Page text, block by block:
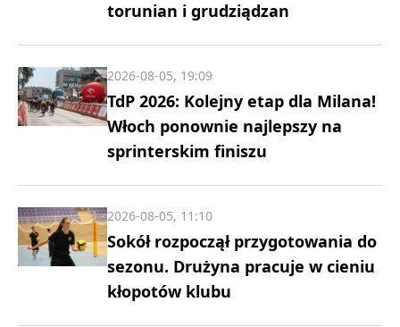
torunian i grudziądzan
TdP 2026: Kolejny etap dla Milana!
Włoch ponownie najlepszy na
sprinterskim finiszu
2026-08-05, 19:09
Sokół rozpoczął przygotowania do
sezonu. Drużyna pracuje w cieniu
kłopotów klubu
2026-08-05, 11:10